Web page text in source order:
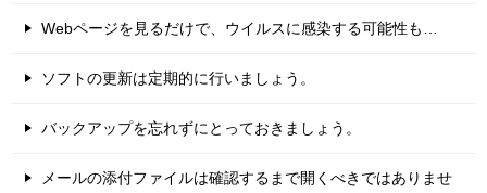
Webページを見るだけで、ウイルスに感染する可能性も…
ソフトの更新は定期的に行いましょう。
バックアップを忘れずにとっておきましょう。
メールの添付ファイルは確認するまで開くべきではありませ